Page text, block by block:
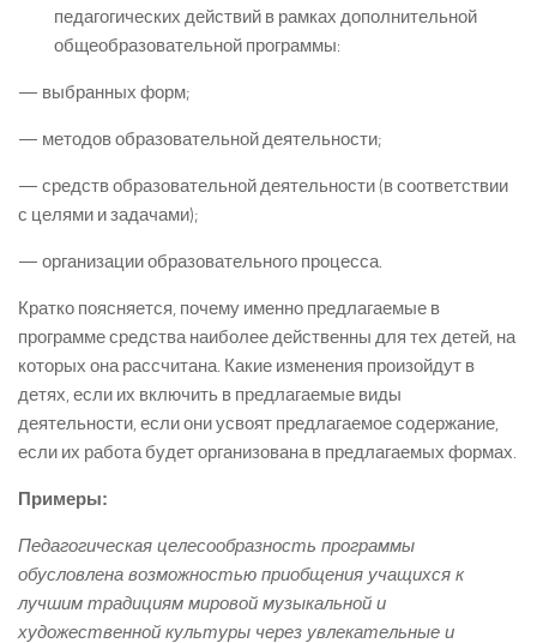
педагогических действий в рамках дополнительной
общеобразовательной программы:
— выбранных форм;
— методов образовательной деятельности;
— средств образовательной деятельности (в соответствии
с целями и задачами);
— организации образовательного процесса.
Кратко поясняется, почему именно предлагаемые в
программе средства наиболее действенны для тех детей, на
которых она рассчитана. Какие изменения произойдут в
детях, если их включить в предлагаемые виды
деятельности, если они усвоят предлагаемое содержание,
если их работа будет организована в предлагаемых формах.
Примеры:
Педагогическая целесообразность программы
обусловлена возможностью приобщения учащихся к
лучшим традициям мировой музыкальной и
художественной культуры через увлекательные и